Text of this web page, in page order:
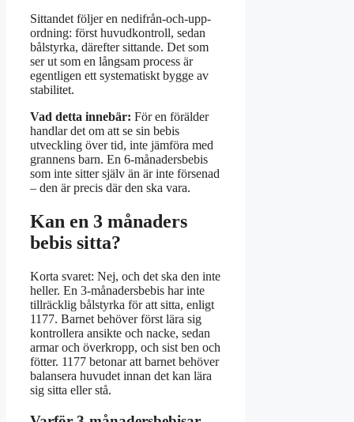
Sittandet följer en nedifrån-och-upp-
ordning: först huvudkontroll, sedan
bålstyrka, därefter sittande. Det som
ser ut som en långsam process är
egentligen ett systematiskt bygge av
stabilitet.
Vad detta innebär: För en förälder
handlar det om att se sin bebis
utveckling över tid, inte jämföra med
grannens barn. En 6-månadersbebis
som inte sitter själv än är inte försenad
– den är precis där den ska vara.
Kan en 3 månaders
bebis sitta?
Korta svaret: Nej, och det ska den inte
heller. En 3-månadersbebis har inte
tillräcklig bålstyrka för att sitta, enligt
1177. Barnet behöver först lära sig
kontrollera ansikte och nacke, sedan
armar och överkropp, och sist ben och
fötter. 1177 betonar att barnet behöver
balansera huvudet innan det kan lära
sig sitta eller stå.